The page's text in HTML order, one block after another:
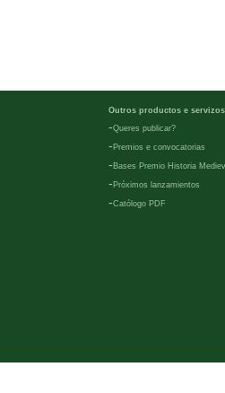
Outros productos e servizos
-Queres publicar?
- Premios e convocatorias
- Bases Premio Historia
- Próximos lanzamientos
-Católogo PDF